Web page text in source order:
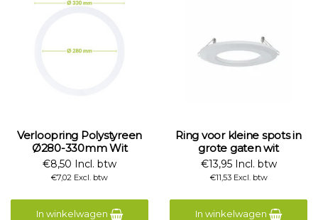
Verloopring Polystyreen
Ø280-330mm Wit
€8,50 Incl. btw
€7,02 Excl. btw
In winkelwagen
Ring voor kleine spots in
grote gaten wit
€13,95 Incl. btw
€11,53 Excl. btw
In winkelwagen